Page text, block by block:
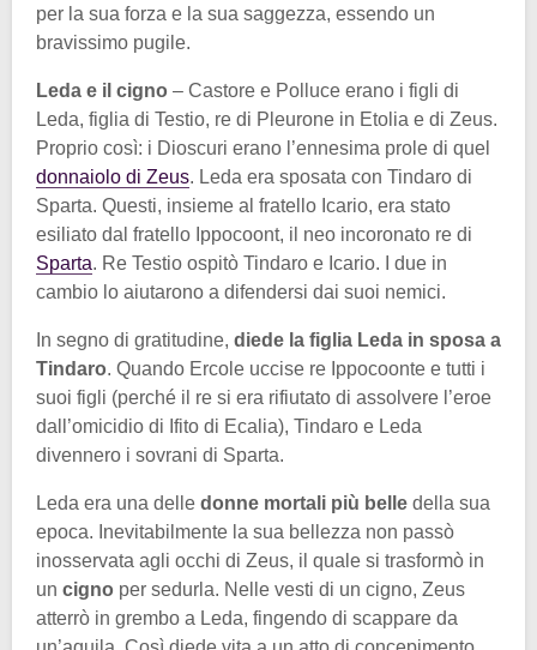
per la sua forza e la sua saggezza, essendo un
bravissimo pugile.
Leda e il cigno – Castore e Polluce erano i figli di
Leda, figlia di Testio, re di Pleurone in Etolia e di Zeus.
Proprio così: i Dioscuri erano l’ennesima prole di quel
donnaiolo di Zeus. Leda era sposata con Tindaro di
Sparta. Questi, insieme al fratello Icario, era stato
esiliato dal fratello Ippocoont, il neo incoronato re di
Sparta. Re Testio ospitò Tindaro e Icario. I due in
cambio lo aiutarono a difendersi dai suoi nemici.
In segno di gratitudine, diede la figlia Leda in sposa a
Tindaro. Quando Ercole uccise re Ippocoonte e tutti i
suoi figli (perché il re si era rifiutato di assolvere l’eroe
dall’omicidio di Ifito di Ecalia), Tindaro e Leda
divennero i sovrani di Sparta.
Leda era una delle donne mortali più belle della sua
epoca. Inevitabilmente la sua bellezza non passò
inosservata agli occhi di Zeus, il quale si trasformò in
un cigno per sedurla. Nelle vesti di un cigno, Zeus
atterrò in grembo a Leda, fingendo di scappare da